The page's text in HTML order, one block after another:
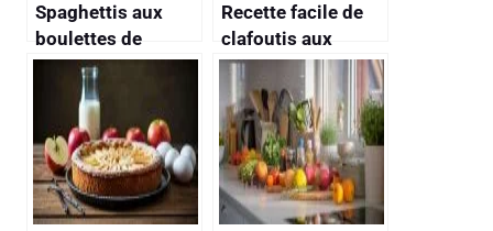
Spaghettis aux
boulettes de
viande : recette de
La Belle et le
Clochard
Recette facile de
clafoutis aux
poires